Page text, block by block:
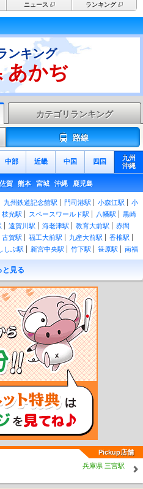
ニュース ランキング
ンキング
あかぢ
カテゴリランキング
路線
中部 近畿 中国 四国
九州
沖縄
佐賀 熊本 宮城 沖縄 鹿児島
九州鉄道記念館駅 門司港駅 小森江駅
小
枝光駅 スペースワールド駅 八幡駅
黒崎
遠賀川駅 海老津駅 教育大前駅
赤間
古賀駅 福工大前駅 九産大前駅
香椎駅
しぶ駅 新宮中央駅 竹下駅 笹原駅
南福
南駅 二日市駅 天拝山駅 原田駅
久留米
小屋駅
安部山公園駅 下曽根駅 朽網駅
苅田
新田原駅 築城駅 椎田駅
豊前松江駅
大分駅 九郎原駅 城戸南蔵院前駅
柚須駅 姪浜駅 下山門駅 今宿駅
原駅 美咲が丘駅 加布里駅 一貴山駅
駅 藤ノ木駅 奥洞海駅 二島駅
筑前植木駅 新入駅 直方駅
天道駅 上穂波駅 筑前内野駅
善導寺駅 筑後草野駅 田主丸駅
前駅 石田駅 志井公園駅 志井駅
田川伊田駅 田川後藤寺駅
彦山駅 筑前岩屋駅 大行司駅
筑前庄内駅 船尾駅 西戸崎駅
駅 舞松原駅 土井駅 伊賀駅
福岡（天神）駅 薬院駅 西鉄平尾駅
高宮
都府楼前駅
西鉄二
大保駅
小郡
駅 櫛原駅 西鉄久留米駅 花畑駅
試験場
と見る
Pickup店舗
兵庫県 三宮駅